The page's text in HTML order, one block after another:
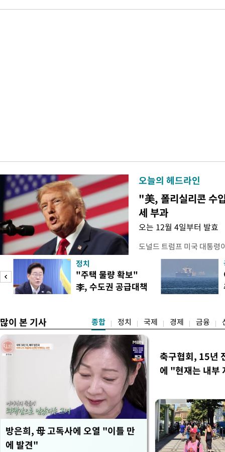
오늘의 헤드라인
"美, 폴리실리콘 수
세 부과
오는 12월 4일부터 발효
도널드 트럼프 미국 대통령
콘 산업과 공급망을 보호
대통령은 6일(현지 시간)
품 수입에 최저 수입가격제
15%의 종가 관세를 부과
러
정치
"주택 물량 확보"
李, 수도권 공급대책
많이 본 기사 종합 정치 국제 경제 금융
방은희, 母 고독사에 오열 "이틀 만
에 발견"
축구협회, 15년
에 "현재는 내부